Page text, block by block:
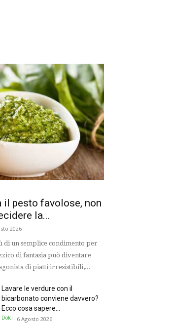
il pesto favolose, non
la...
2026
di un semplice condimento per
di fantasia può diventare
di piatti irresistibili,...
Lavare le verdure con il
bicarbonato conviene davvero?
Ecco cosa sapere...
Dolci 6 Agosto 2026